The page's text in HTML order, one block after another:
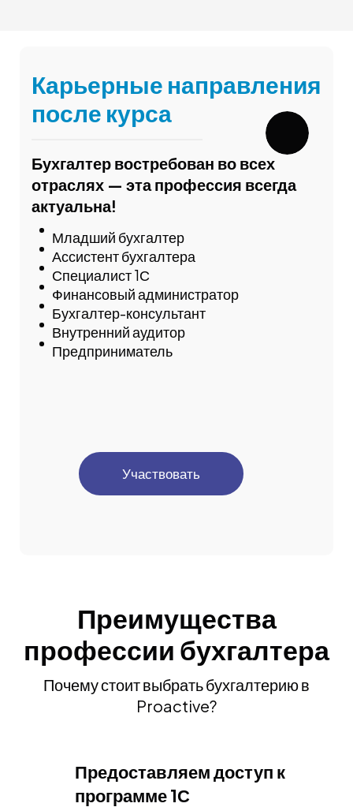
Участвовать
Карьерные направления
после курса
Бухгалтер востребован во всех
отраслях — эта профессия всегда
актуальна!
Младший бухгалтер
Ассистент бухгалтера
Специалист 1С
Финансовый администратор
Бухгалтер-консультант
Внутренний аудитор
Предприниматель
Преимущества
профессии бухгалтера
Почему стоит выбрать бухгалтерию в
Proactive?
Предоставляем доступ к
программе 1С